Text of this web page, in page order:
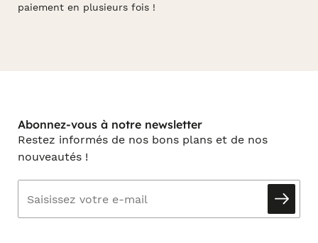
paiement en plusieurs fois !
Abonnez-vous à notre newsletter
Restez informés de nos bons plans et de nos
nouveautés !